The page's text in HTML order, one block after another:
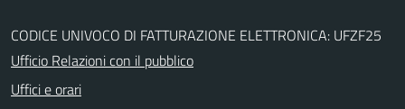
CODICE UNIVOCO DI FATTURAZIONE ELETTRONICA: UFZF25
Ufficio Relazioni con il pubblico
Uffici e orari